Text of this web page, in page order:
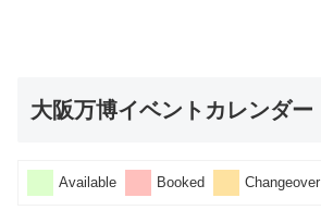
大阪万博イベントカレンダー
Available Booked Changeover